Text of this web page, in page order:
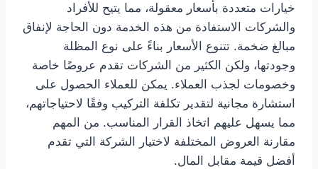
خيارات متعددة بأسعار معقولة، مما يتيح للأفراد
والشركات الاستفادة من هذه الخدمة دون الحاجة لإنفاق
مبالغ ضخمة. تتنوع الأسعار بناءً على نوع المظلة
وجودتها، ولكن الكثير من الشركات تقدم عروضًا خاصة
وخصومات لجذب العملاء. يمكن للعملاء الحصول على
استشارة مجانية لتقدير تكلفة التركيب وفقًا لاحتياجاتهم،
مما يسهل عليهم اتخاذ القرار المناسب. من المهم
مقارنة العروض المختلفة لاختيار الشركة التي تقدم
أفضل قيمة مقابل المال.